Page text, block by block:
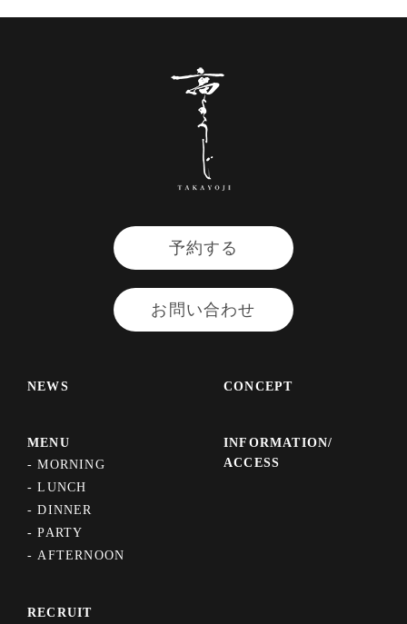
予約する
お問い合わせ
NEWS CONCEPT
MENU
MORNING
LUNCH
DINNER
PARTY
AFTERNOON
INFORMATION/
ACCESS
RECRUIT